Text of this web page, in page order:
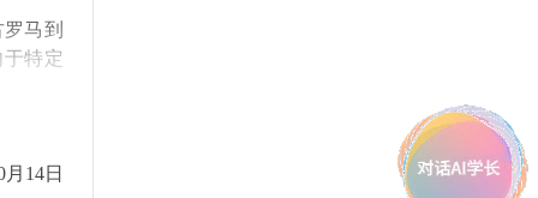
罗马到
特定
大利
14日